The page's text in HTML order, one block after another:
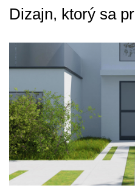
Dizajn, ktorý sa